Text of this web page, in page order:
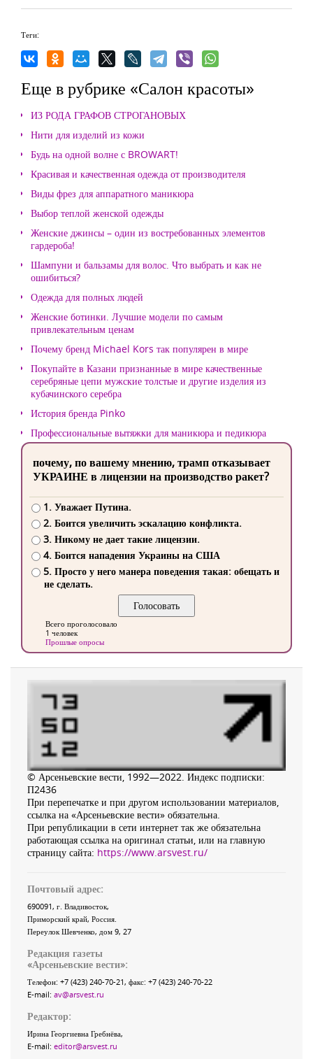
Теги:
Еще в рубрике «Салон красоты»
ИЗ РОДА ГРАФОВ СТРОГАНОВЫХ
Нити для изделий из кожи
Будь на одной волне с BROWART!
Красивая и качественная одежда от производителя
Виды фрез для аппаратного маникюра
Выбор теплой женской одежды
Женские джинсы – один из востребованных элементов
гардероба!
Шампуни и бальзамы для волос. Что выбрать и как не
ошибиться?
Одежда для полных людей
Женские ботинки. Лучшие модели по самым
привлекательным ценам
Почему бренд Michael Kors так популярен в мире
Покупайте в Казани признанные в мире качественные
серебряные цепи мужские толстые и другие изделия из
кубачинского серебра
История бренда Pinko
Профессиональные вытяжки для маникюра и педикюра
почему, по вашему мнению, трамп отказывает
УКРАИНЕ в лицензии на производство ракет?
1. Уважает Путина.
2. Боится увеличить эскалацию конфликта.
3. Никому не дает такие лицензии.
4. Боится нападения Украины на США
5. Просто у него манера поведения такая: обещать и
не сделать.
Всего проголосовало
1 человек
Прошлые опросы
© Арсеньевские вести, 1992—2022. Индекс подписки:
П2436
При перепечатке и при другом использовании материалов,
ссылка на «Арсеньевские вести» обязательна.
При републикации в сети интернет так же обязательна
работающая ссылка на оригинал статьи, или на главную
страницу сайта: https://www.arsvest.ru/
Почтовый адрес:
690091, г. Владивосток,
Приморский край, Россия
Переулок Шевченко, дом 9, 27
Редакция газеты
«Арсеньевские вести»:
Телефон: +7 (423) 240-70-21, факс: +7 (423) 240-70-22
E-mail: av@arsvest.ru
Редактор:
Ирина Георгиевна Гребнёва,
E-mail: editor@arsvest.ru